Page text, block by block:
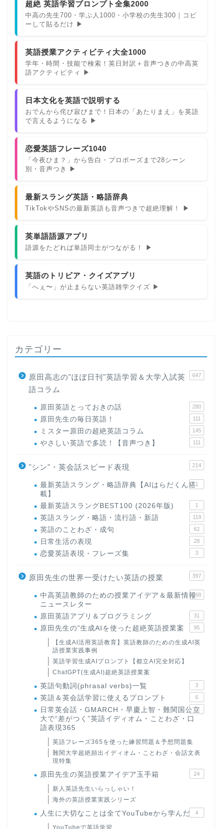
超絶 英語学習プロンプト全集2000
中高の先生700・学ぶ人1000・小学校の先生300｜コピ
ーして貼るだけ ▶
英語授業アクティビティ大全1000
学年・時間・技能で検索！英日対訳＋音声つきの中高英
語アクティビティ ▶
日本文化を英語で説明する
おでんから侘び寂びまで！日本の「あたりまえ」を英語
で言えるようになる ▶
恋愛英語フレーズ1040
「今夜ひま？」から告白・プロポーズまで28シーン
別・音声つき ▶
最新スラング英語・略語辞典
TikTokやSNSの最新英語も音声つきで超絶理解！ ▶
英単語語源アプリ
語源をたどれば単語同士がつながる！ ▶
英語のトリビア・クイズアプリ
「へぇ〜」が止まらない英語雑学クイズ ▶
カテゴリー
原田高志の"ほぼ日刊"英語学習＆大学入試英
語コラム
647
原田英語とっておきの話 280
原田先生の毎日英語！ 111
ミスター原田の超絶英語コラム 145
やさしい英語で多読！【音声つき】 111
"シン"・英会話スピード表現 214
最新英語スラング・略語辞典【AIはらだくん搭
載】
1
最新英語スラングBEST100 (2026年版) 1
英語スラング・略語・流行語・新語 119
英語のことわざ・成句 62
日常生活の表現 28
恋愛英語表現・フレーズ集 3
原田先生の世界一受けたい英語の授業 397
中高英語教師のための授業アイデア＆最新情報
ニュースレター
168
原田英語アプリ＆プログラミング 31
原田先生の"生成AIを使った超絶英語授業案 95
【生成AI活用英語教育】英語教師のための生成AI英
語授業実践事例
英語学習生成AIプロンプト【都立AI完全対応】
ChatGPT(生成AI)超絶英語授業案
英語句動詞(phrasal verbs)一覧 3
英語＆英会話学習に使えるプロンプト 6
日常英会話・GMARCH・早慶上智・難関国公立
大で“差がつく”英語イディオム・ことわざ・口
語表現365
22
英語フレーズ365を使った練習問題＆予想問題集
難関大学超絶頻出イディオム・ことわざ・会話文表
現特集
原田先生の英語授業アイデア玉手箱 24
新人英語先生いらっしゃい！
海外の英語授業実践シリーズ
人生に大切なことは全てYouTubeから学んだ 4